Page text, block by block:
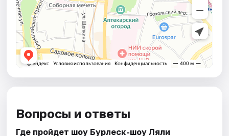
Вопросы и ответы
Где пройдет шоу Бурлеск-шоу Ляли